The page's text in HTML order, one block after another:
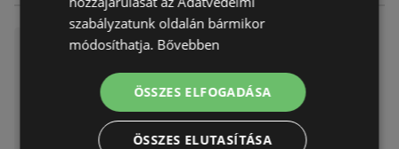
Bevásárló hétvége Kelet-Alfi-K
Akciós újság már nem érvényes
2026.06.21
Távolság: 0,91 km
szabályzatunk oldalán bármikor
módosíthatja. Bővebben
ÖSSZES ELFOGADÁSA
ÖSSZES ELUTASÍTÁSA